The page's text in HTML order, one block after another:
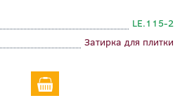
LE.115-2
Затирка для плитки